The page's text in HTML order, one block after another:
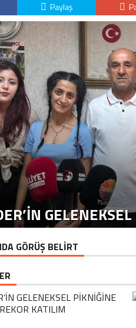
Paylaş
GÖRÜŞ BELİRT